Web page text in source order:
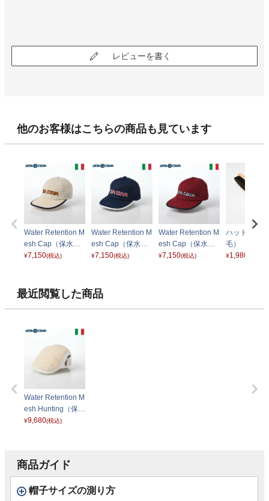
レビューを書く
他のお客様はこちらの商品も見ています
Water Retention M
esh Cap（保水メ
ッシュキャップ）
¥7,150(税込)
Water Retention M
esh Cap（保水メ
ッシュキャップ）
¥7,150(税込)
Water Retention M
esh Cap（保水メ
ッシュキャップ）
¥7,150(税込)
ハットブラ
毛）
¥1,980
最近閲覧した商品
Water Retention M
esh Hunting（保水
メッシュハンチン
¥9,680(税込)
商品ガイド
帽子サイズの測り方